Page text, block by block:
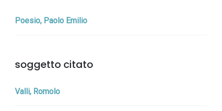
Poesio, Paolo Emilio
soggetto citato
Valli, Romolo